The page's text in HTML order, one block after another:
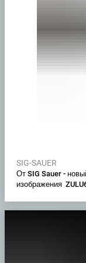
SIG-SAUER
От SIG Sauer -
изображения